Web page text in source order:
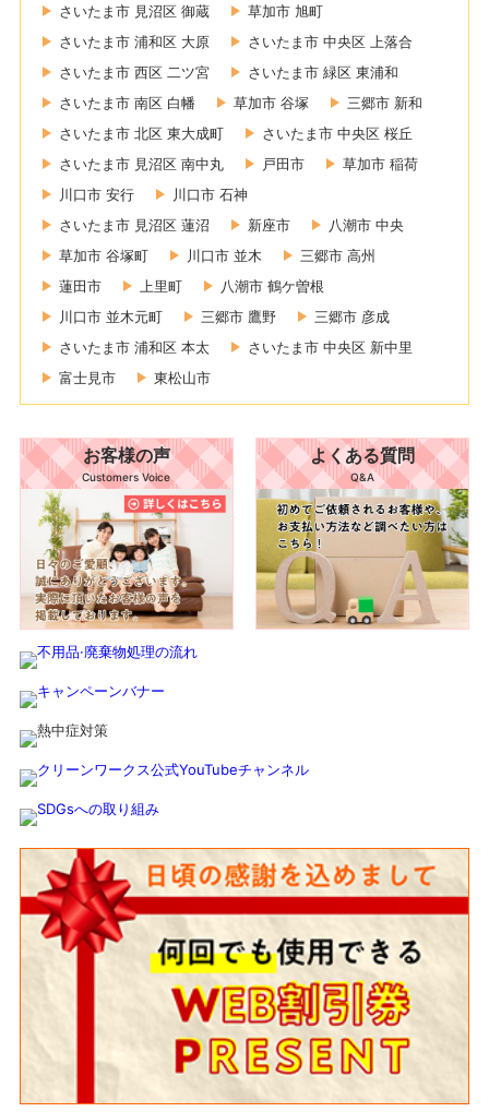
さいたま市 見沼区 御蔵
草加市 旭町
さいたま市 浦和区 大原
さいたま市 中央区 上落合
さいたま市 西区 二ツ宮
さいたま市 緑区 東浦和
さいたま市 南区 白幡
草加市 谷塚
三郷市 新和
さいたま市 北区 東大成町
さいたま市 中央区 桜丘
さいたま市 見沼区 南中丸
戸田市
草加市 稲荷
川口市 安行
川口市 石神
さいたま市 見沼区 蓮沼
新座市
八潮市 中央
草加市 谷塚町
川口市 並木
三郷市 高州
蓮田市
上里町
八潮市 鶴ケ曽根
川口市 並木元町
三郷市 鷹野
三郷市 彦成
さいたま市 浦和区 本太
さいたま市 中央区 新中里
富士見市
東松山市
お客様の声
Customers Voice
よくある質問
Q&A